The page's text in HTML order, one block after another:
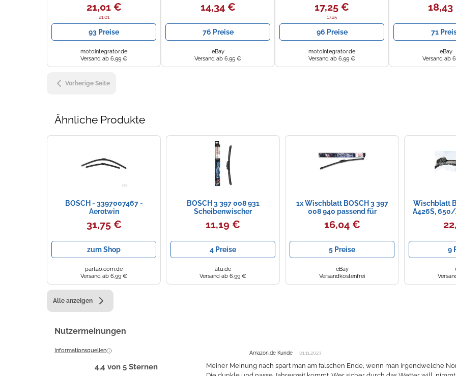
21,01 €
21.01
93 Preise
motointegrator.de
Versand ab 6,99 €
14,34 €
76 Preise
eBay
Versand ab 6,95 €
17,25 €
17.25
96 Preise
motointegrator.de
Versand ab 6,99 €
71
eBay
Versand ab
Vorherige Seite
Ähnliche Produkte
BOSCH - 3397007467 -
Aerotwin
Scheibenwischerblatt
31,75 €
zum Shop
partao.com.de
Versand ab 6,99 €
BOSCH 3 397 008 931
Scheibenwischer
11,19 €
4 Preise
atu.de
Versand ab 6,99 €
1x Wischblatt BOSCH 3 397
008 940 passend für
16,04 €
5 Preise
eBay
Versandkostenfrei
Wischblatt
A426S, 650/
9
Alle anzeigen
Nutzermeinungen
Informationsquellen
4,4 von 5 Sternen
Amazon.de Kunde 01.11.2023
Meiner Meinung nach spart man am falschen Ende, wenn man irgendwelche